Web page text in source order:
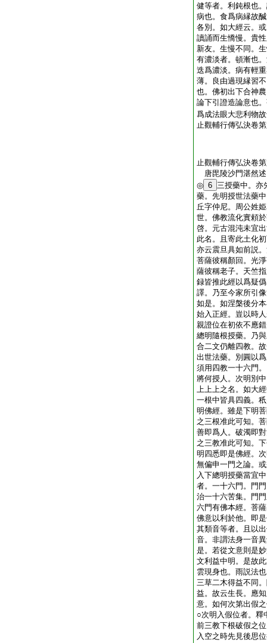
健等者。利鈍根也
病也。食爲病縁故
各別。如大經云。
讀誦而生憍慢。貴
新友。生慢不同。
有濃淡者。頓漸也
迭爲濃淡。病有輕
薄。良由過現縁習
也。佛初出下合神
論下引證造論意也
爲成法眼大悲利物
止觀輔行傳弘決卷
止觀輔行傳弘決卷
唐毘陵沙門湛然
◎ 6 三授藥中。亦
藥。先明授世法藥
丘字仲尼。周公姓
世。佛教流化實頼
啓。元古混沌未宜
此名。且寄此土化
亦云震旦具如前説
菩薩彼稱顏回。光
薩彼稱老子。天竺
録皆推此經以爲疑
譯。乃至今家所引
如是。如涅槃後分
始入正經。豈以時
親證位在初依不應
總明隨根授藥。乃
合二文仍離四教。
出世法藥。別圓以
須用四教一十六門
將何授人。次明別
上上上之名。如大
一根中皆具四義。
明佛經。雖是下明
之三根准此可知。
善即爲人。破濁即
之三教准此可知。
明四悉即是佛經。
無偏申一門之論。
入下總明授藥當宜
者。一十六門。門
治一十六苦集。門
六門有佛本經。菩
佛意以利於他。即
其類音等者。且以
音。非謂法身一音
是。若從文意則是
文利益中明。是故
雲現身也。雨説法
三草二木得益不同
益。故云生長。應
意。如何次第出假
○次明入假位者。釋
前三教下根破假之
入空之時先見後思